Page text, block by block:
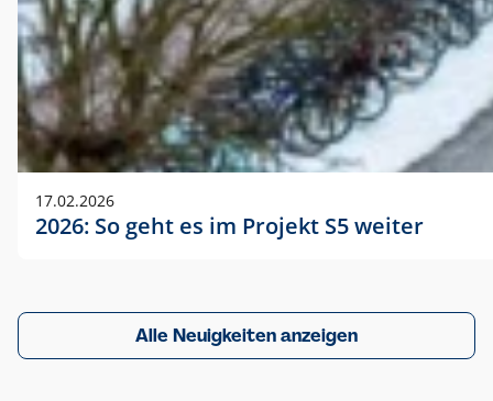
17.02.2026
2026: So geht es im Projekt S5 weiter
Alle Neuigkeiten anzeigen